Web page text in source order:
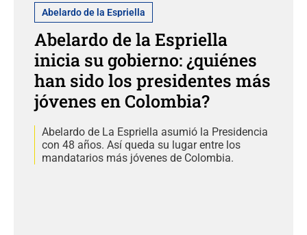
Abelardo de la Espriella
Abelardo de la Espriella
inicia su gobierno: ¿quiénes
han sido los presidentes más
jóvenes en Colombia?
Abelardo de La Espriella asumió la Presidencia
con 48 años. Así queda su lugar entre los
mandatarios más jóvenes de Colombia.